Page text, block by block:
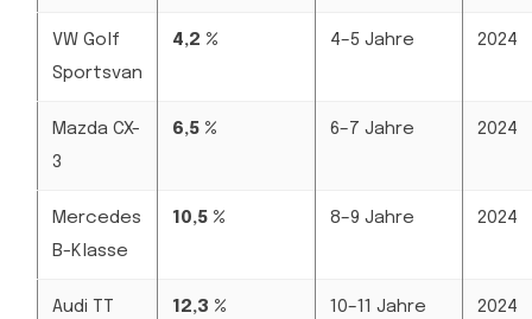
VW Golf
Sportsvan
4,2 % 4–5 Jahre 2024
Mazda CX-
3
6,5 % 6–7 Jahre 2024
Mercedes
B-Klasse
10,5 % 8–9 Jahre 2024
Audi TT 12,3 % 10–11 Jahre 2024